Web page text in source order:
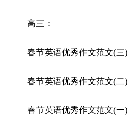
高三：
春节英语优秀作文范文(三)
春节英语优秀作文范文(二)
春节英语优秀作文范文(一)